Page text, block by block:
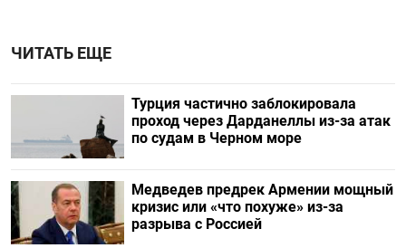
ЧИТАТЬ ЕЩЕ
Турция частично заблокировала
проход через Дарданеллы из-за атак
по судам в Черном море
Медведев предрек Армении мощный
кризис или «что похуже» из-за
разрыва с Россией